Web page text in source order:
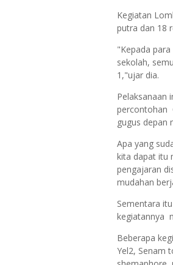
Kegiatan
putra dan 18
"Kepada
sekolah,
1,"ujar dia.
Pelaksanaan
percontohan
gugus depan
Apa yang
kita dapat itu
pengajaran
mudahan
Sementara
kegiatannya
Beberapa
Yel2, Senam